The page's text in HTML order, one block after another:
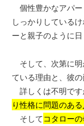
個性豊かなアパ
しっかりしている
ーと親子のように日
そして、次第に
ている理由と、彼の
詳しくは不明です
り性格に問題のあ
そしてコタロー